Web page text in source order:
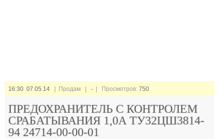
16:30 07.05.14 | Продам | - | Просмотров: 750
ПРЕДОХРАНИТЕЛЬ С КОНТРОЛЕМ
СРАБАТЫВАНИЯ 1,0А ТУ32ЦШ3814-
94 24714-00-00-01